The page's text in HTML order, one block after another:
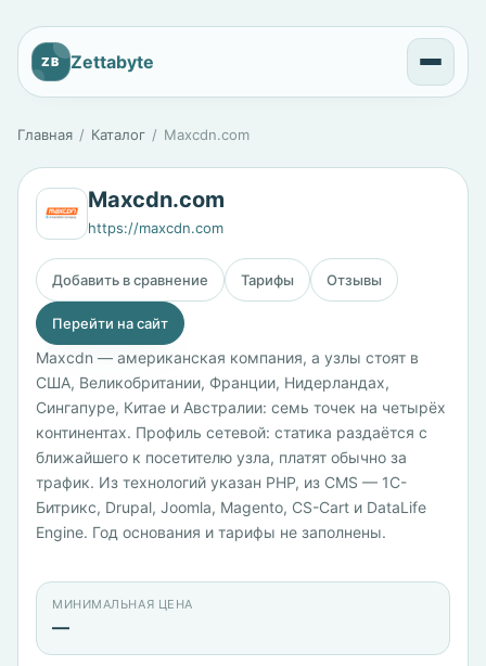
ZB Zettabyte
Главная Каталог Maxcdn.com
Maxcdn.com
https://maxcdn.com
Добавить в сравнение Тарифы Отзывы
Перейти на сайт
Maxcdn — американская компания, а узлы стоят в
США, Великобритании, Франции, Нидерландах,
Сингапуре, Китае и Австралии: семь точек на четырёх
континентах. Профиль сетевой: статика раздаётся с
ближайшего к посетителю узла, платят обычно за
трафик. Из технологий указан PHP, из CMS — 1С-
Битрикс, Drupal, Joomla, Magento, CS-Cart и DataLife
Engine. Год основания и тарифы не заполнены.
МИНИМАЛЬНАЯ ЦЕНА
—